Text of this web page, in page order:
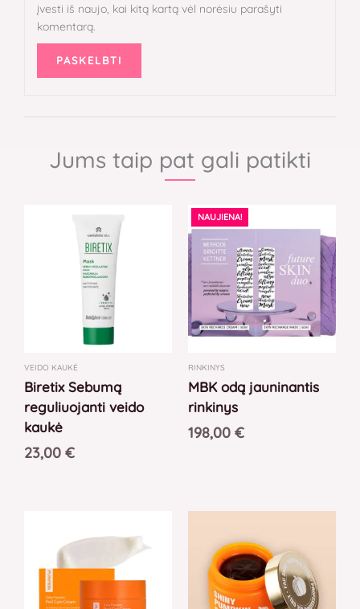
įvesti iš naujo, kai kitą kartą vėl norėsiu parašyti
komentarą.
Jums taip pat gali patikti
VEIDO KAUKĖ
Biretix Sebumą
reguliuojanti veido
kaukė
23,00 €
NAUJIENA!
RINKINYS
MBK odą jauninantis
rinkinys
198,00 €